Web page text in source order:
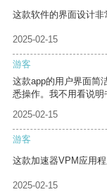
这款软件的界面设计非
2025-02-15
游客
这款app的用户界面简
悉操作。我不用看说明
2025-02-15
游客
这款加速器VPM应用
2025-02-15